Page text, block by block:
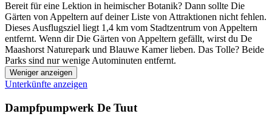
Bereit für eine Lektion in heimischer Botanik? Dann sollte Die
Gärten von Appeltern auf deiner Liste von Attraktionen nicht fehlen.
Dieses Ausflugsziel liegt 1,4 km vom Stadtzentrum von Appeltern
entfernt. Wenn dir Die Gärten von Appeltern gefällt, wirst du De
Maashorst Naturepark und Blauwe Kamer lieben. Das Tolle? Beide
Parks sind nur wenige Autominuten entfernt.
Weniger anzeigen
Unterkünfte anzeigen
Dampfpumpwerk De Tuut